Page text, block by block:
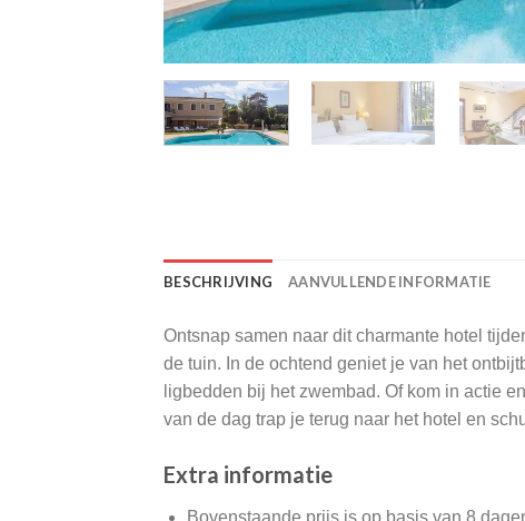
BESCHRIJVING AANVULLENDE INFORMATIE
Ontsnap samen naar dit charmante hotel
de tuin. In de ochtend geniet je van het
ligbedden bij het zwembad. Of kom in actie
van de dag trap je terug naar het hotel en
Extra informatie
Bovenstaande prijs is op basis van 8